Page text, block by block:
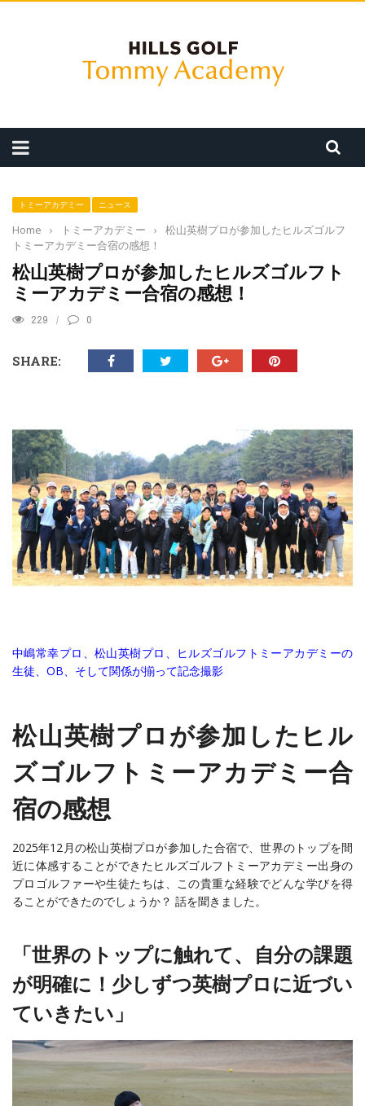
トミーアカデミー ニュース
Home › トミーアカデミー ›
松山英樹プロが参加したヒルズゴルフ
トミーアカデミー合宿の感想！
松山英樹プロが参加したヒルズゴルフト
ミーアカデミー合宿の感想！
229 0
SHARE:
中嶋常幸プロ、松山英樹プロ、ヒルズゴルフトミーアカデミーの
生徒、OB、そして関係が揃って記念撮影
松山英樹プロが参加したヒル
ズゴルフトミーアカデミー合
宿の感想
2025年12月の松山英樹プロが参加した合宿で、世界のトップを間
近に体感することができたヒルズゴルフトミーアカデミー出身の
プロゴルファーや生徒たちは、この貴重な経験でどんな学びを得
ることができたのでしょうか？ 話を聞きました。
「世界のトップに触れて、自分の課題
が明確に！少しずつ英樹プロに近づい
ていきたい」